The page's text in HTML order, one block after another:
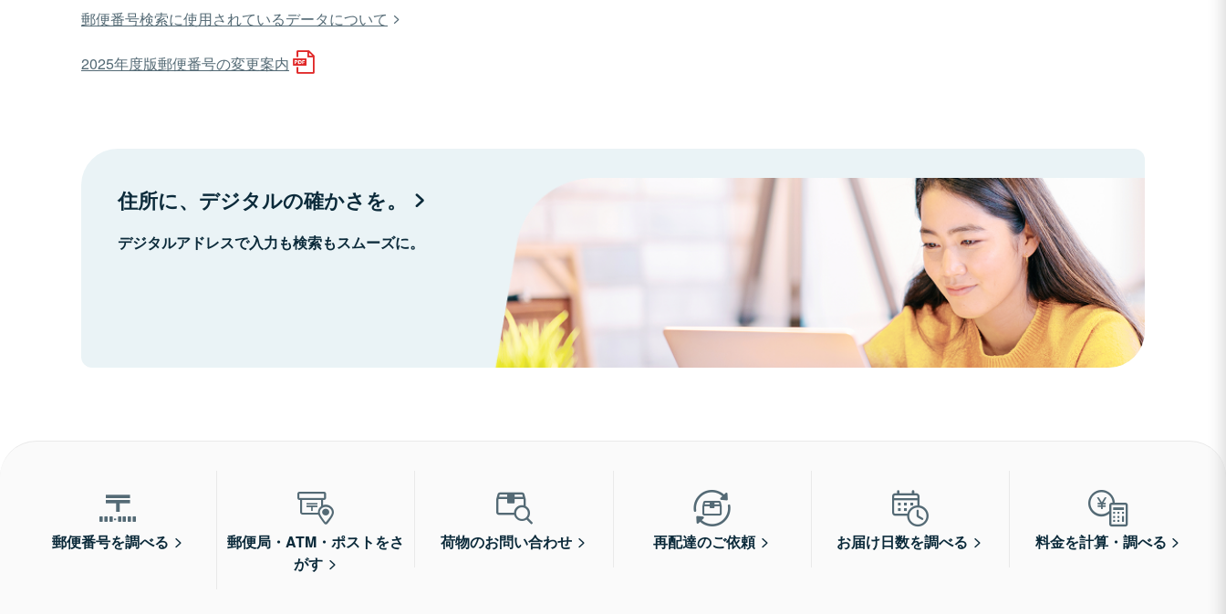
郵便番号検索に使用されているデータについて
2025年度版郵便番号の変更案内
住所に、デジタルの確かさを。
デジタルアドレスで入力も検索もスムーズに。
郵便番号を調べる
郵便局・ATM・ポストをさ
がす
荷物のお問い合わせ 再配達のご依頼 お届け日数を調べる 料金を計算・調べる